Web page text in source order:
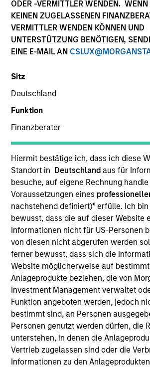
ODER -VERMITTLER WENDEN.
KEINEN ZUGELASSENEN
VERMITTLER WENDEN KÖNNEN UND
UNTERSTÜTZUNG BENÖTIGEN,
EINE E-MAIL AN
Sitz
Deutschland
Funktion
Finanzberater
Hiermit bestätige ich, dass ich diese
Standort in Deutschland aus für
besuche, auf eigene Rechnung
Voraussetzungen eines
nachstehend definiert)* erfülle. Ich
bewusst, dass die auf dieser Website
Informationen nicht für US-Personen
von diesen nicht abgerufen werden
ferner bewusst, dass sich die
Website möglicherweise auf
Anlageprodukte beziehen, die von
Investment Management verwaltet
Funktion angeboten werden, jedoch
bestimmt sind, an Personen
Personen genutzt werden dürfen, die
unterstehen, in denen die
Vertrieb zugelassen sind oder die
Informationen zu den
ARTIKEL
The MSIM Quantitative
Strategy Model: A Factor-Based
Approach to Managing
Anton Heese and Matas Vala
Quantitative Duration Strategy
proprietary tools the team uses to
investment process, as it helps
and rigour with identifying and
relevant and important data.
05-AUG-2026